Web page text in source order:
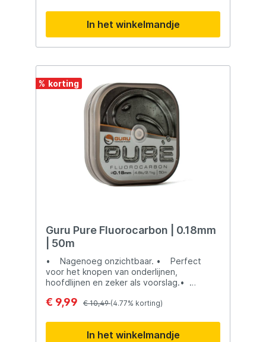
Fluorocarbon heeft unieke eigenschappen
die het bijzonder geschikt maken als
onderlijnmateriaal, vooral bij het vissen op
meervallen.Belangrijkste
Fluorocarbon lijn is praktisch onzichtbaar
onder water, wat het tot een populaire
keuze maakt als onderlijnmateriaal. Dit
helpt om argwanende vissen niet af te
schrikken.Slijtvastheid: Een belangrijke
eigenschap van het Catix Fluorocarbon
Onderlijnmateriaal is de hoge slijtvastheid,
wat vooral belangrijk is bij het
meervalvissen, waar de lijn in contact kan
komen met scherpe objecten.Het Catix
Fluorocarbon Onderlijnmateriaal biedt de
onzichtbare eigenschappen van
In het winkelmandje
%
Guru Pure Fluorocarbon | 0.18mm
| 50m
• Nagenoeg onzichtbaar. • Perfect
voor het knopen van onderlijnen,
hoofdlijnen en zeker als voorslag.•
als een baksteen. • Loodjes kunnen
worden, zonder de lijn te beschadigen.
€ 9,99 € 10,49(4.77% korting)
In het winkelmandje